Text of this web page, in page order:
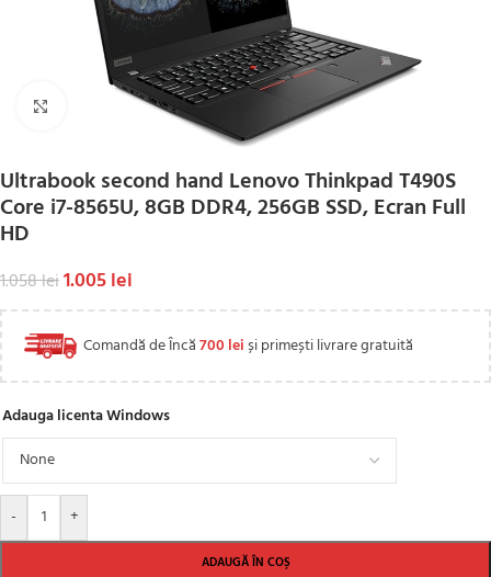
Click to enlarge
Ultrabook second hand Lenovo Thinkpad T490S
Core i7-8565U, 8GB DDR4, 256GB SSD, Ecran Full
HD
1.058lei1.005lei
Comandă de Încă700 leiși primești livrare gratuită
Adauga licenta Windows
- +
ADAUGĂ ÎN COȘ